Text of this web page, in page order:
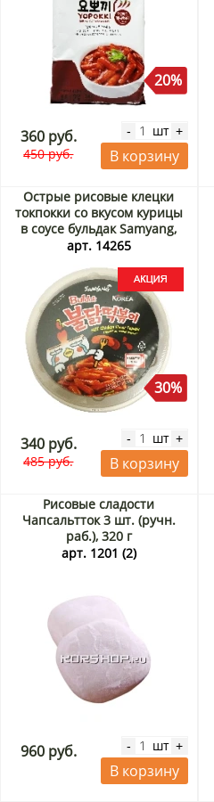
20%
360 руб.
450 руб.
- шт +
В корзину
Острые рисовые клецки
токпокки со вкусом курицы
в соусе бульдак Samyang,
Корея, 185 г Акция
арт. 14265
30%
340 руб.
485 руб.
- шт +
В корзину
Рисовые сладости
Чапсальтток 3 шт. (ручн.
раб.), 320 г
арт. 1201 (2)
960 руб. - шт +
В корзину